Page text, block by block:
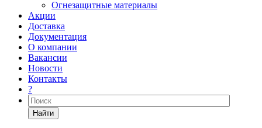
Огнезащитные материалы
Акции
Доставка
Документация
О компании
Вакансии
Новости
Контакты
?
Найти